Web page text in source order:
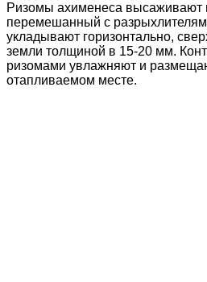
Ризомы ахименеса высаживают
перемешанный с
укладывают горизонтально,
земли толщиной в 15-20 мм.
ризомами увлажняют и
отапливаемом месте.